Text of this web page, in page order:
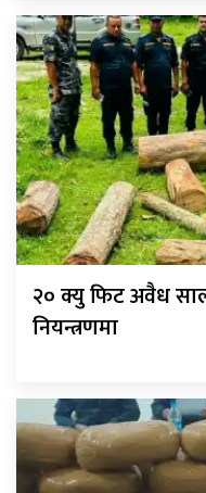
२० क्यु फिट अवैध
नियन्त्रणमा